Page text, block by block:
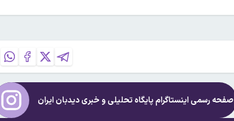
صفحه رسمی اینستاگرام پایگاه تحلیلی و خبریدیدبان ایران